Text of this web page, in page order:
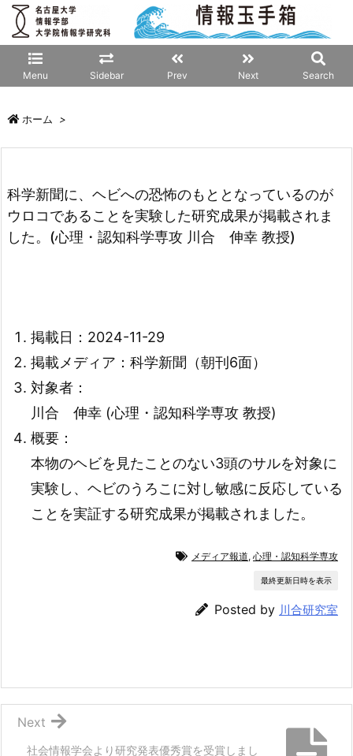
Menu Sidebar Prev Next Search
ホーム >
科学新聞に、ヘビへの恐怖のもととなっているのが
ウロコであることを実験した研究成果が掲載されま
した。(心理・認知科学専攻 川合 伸幸 教授)
掲載日：2024-11-29
掲載メディア：科学新聞（朝刊6面）
対象者：
川合 伸幸 (心理・認知科学専攻 教授)
概要：
本物のヘビを見たことのない3頭のサルを対象に
実験し、ヘビのうろこに対し敏感に反応している
ことを実証する研究成果が掲載されました。
メディア報道, 心理・認知科学専攻
最終更新日時を表示
Posted by 川合研究室
社会情報学会より研究発表優秀賞を受賞しまし
Next